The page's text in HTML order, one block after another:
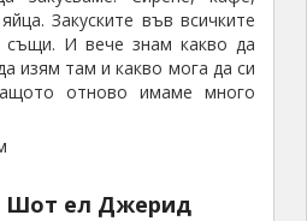
Закуските във всичките
И вече знам какво да
изям там и какво мога да си
отново имаме много
Шот ел Джерид